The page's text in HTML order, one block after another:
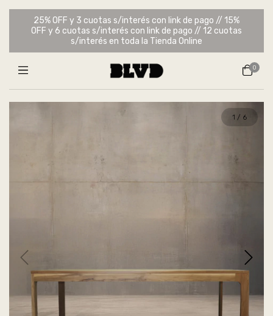
25% OFF y 3 cuotas s/interés con link de pago // 15%
OFF y 6 cuotas s/interés con link de pago // 12 cuotas
s/interés en toda la Tienda Online
0
1 / 6